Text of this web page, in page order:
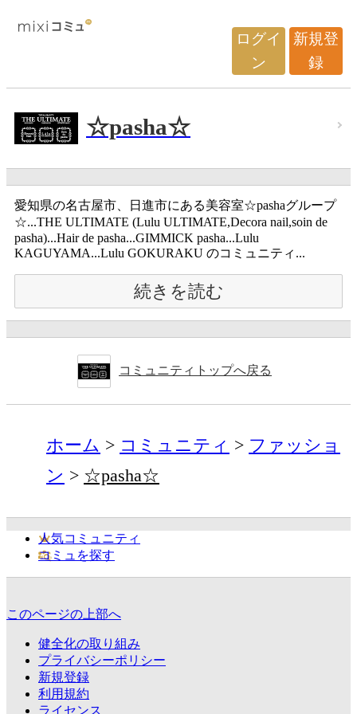
ログイ
ン
新規登
録
☆pasha☆
愛知県の名古屋市、日進市にある美容室☆pashaグループ
☆...THE ULTIMATE (Lulu ULTIMATE,Decora nail,soin de
pasha)...Hair de pasha...GIMMICK pasha...Lulu
KAGUYAMA...Lulu GOKURAKU のコミュニティ...
続きを読む
コミュニティトップへ戻る
ホーム コミュニティ
ファッショ
ン
☆pasha☆
人気コミュニティ
コミュを探す
このページの上部へ
健全化の取り組み
プライバシーポリシー
新規登録
利用規約
ライセンス